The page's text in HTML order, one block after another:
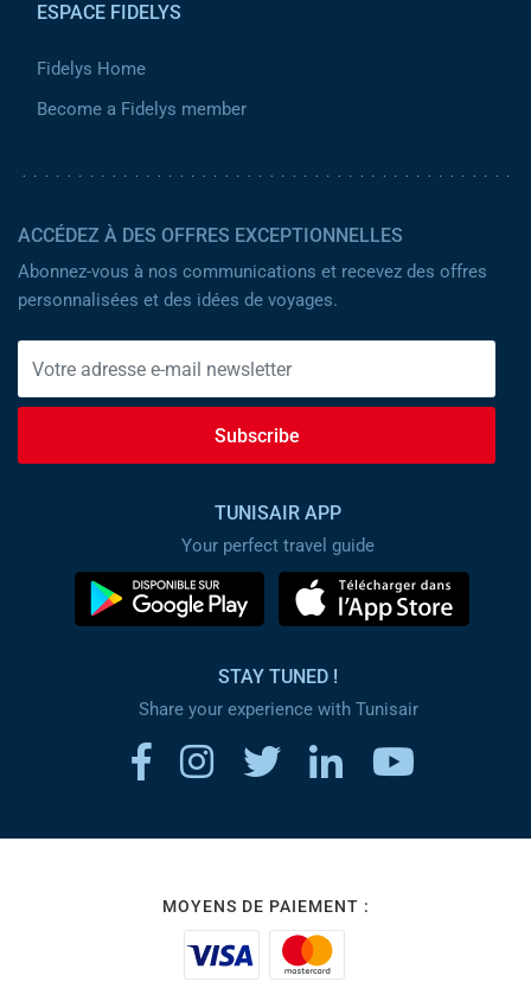
ESPACE FIDELYS
Fidelys Home
Become a Fidelys member
ACCÉDEZ À DES OFFRES EXCEPTIONNELLES
Abonnez-vous à nos communications et recevez des offres
personnalisées et des idées de voyages.
Subscribe
TUNISAIR APP
Your perfect travel guide
STAY TUNED !
Share your experience with Tunisair
MOYENS DE PAIEMENT :